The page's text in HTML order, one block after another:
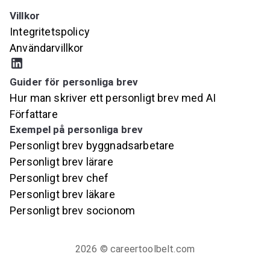
Villkor
Integritetspolicy
Användarvillkor
Guider för personliga brev
Hur man skriver ett personligt brev med AI
Författare
Exempel på personliga brev
Personligt brev byggnadsarbetare
Personligt brev lärare
Personligt brev chef
Personligt brev läkare
Personligt brev socionom
2026 © careertoolbelt.com